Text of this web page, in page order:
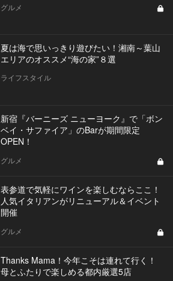
グルメ
夏は海で思いっきり遊びたい！湘南～葉山
エリアのオススメ“海の家”８選
ライフスタイル
新宿『バーニーズ ニューヨーク』で「ボン
ベイ・サファイア」のBarが期間限定
OPEN！
グルメ
表参道で気軽にワインを楽しむならここ！
人気イタリアンがリニューアル＆イベント
開催
グルメ
Thanks Mama！今年こそは連れて行く！
母とふたりで楽しめる都内厳選5店